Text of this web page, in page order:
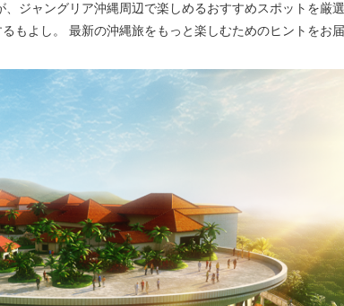
ジャングリア沖縄周辺で楽しめるおすすめスポットを厳
もよし。 最新の沖縄旅をもっと楽しむためのヒントをお